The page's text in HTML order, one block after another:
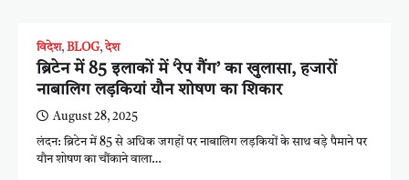
विदेश, BLOG, देश
ब्रिटेन में 85 इलाकों में ‘रेप गैंग’ का खुलासा, हजारों
नाबालिग लड़कियां यौन शोषण का शिकार
August 28, 2025
लंदन: ब्रिटेन में 85 से अधिक जगहों पर नाबालिग लड़कियों के साथ बड़े पैमाने पर
यौन शोषण का चौंकाने वाला…